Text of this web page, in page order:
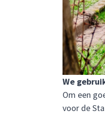
We
Om een
voor de